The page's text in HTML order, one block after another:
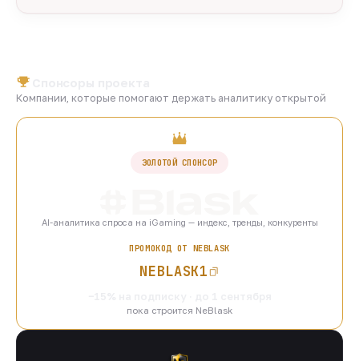
Компании, которые помогают держать аналитику открытой
ЗОЛОТОЙ СПОНСОР
AI-аналитика спроса на iGaming — индекс, тренды, конкуренты
ПРОМОКОД ОТ NEBLASK
NEBLASK1
пока строится NeBlask